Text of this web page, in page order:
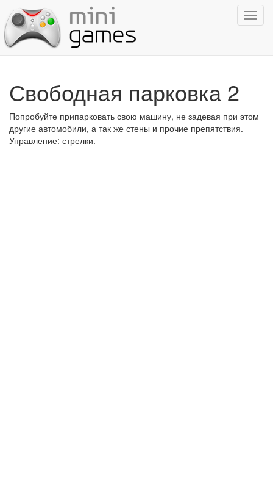
Свободная парковка 2
Попробуйте припарковать свою машину, не задевая при этом
другие автомобили, а так же стены и прочие препятствия.
Управление: стрелки.